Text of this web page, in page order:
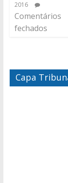
2016
Comentários
fechados
Capa